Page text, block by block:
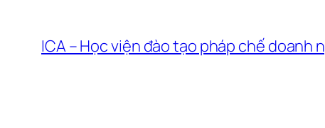
ICA – Học viện đào tạo pháp chế doanh